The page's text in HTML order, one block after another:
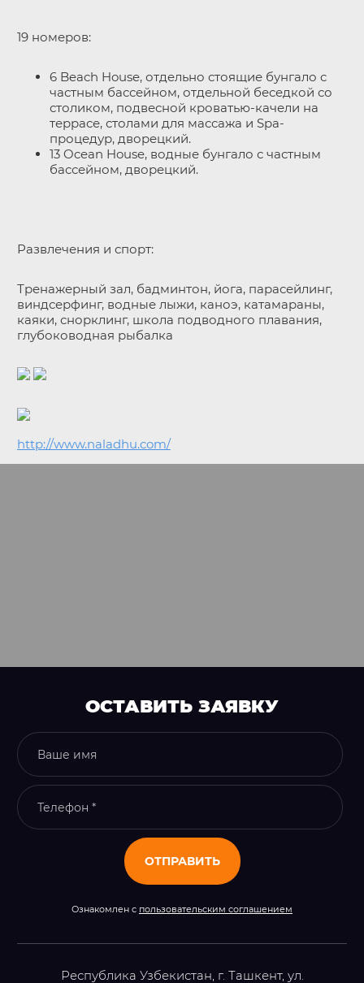
19 номеров:
6 Beach House, отдельно стоящие бунгало с
частным бассейном, отдельной беседкой со
столиком, подвесной кроватью-качели на
террасе, столами для массажа и Spa-
процедур, дворецкий.
13 Ocean House, водные бунгало с частным
бассейном, дворецкий.
Развлечения и спорт:
Тренажерный зал, бадминтон, йога, парасейлинг,
виндсерфинг, водные лыжи, каноэ, катамараны,
каяки, снорклинг, школа подводного плавания,
глубоководная рыбалка
http://www.naladhu.com/
ОСТАВИТЬ ЗАЯВКУ
ОТПРАВИТЬ
Ознакомлен с пользовательским соглашением
Республика Узбекистан, г. Ташкент, ул.